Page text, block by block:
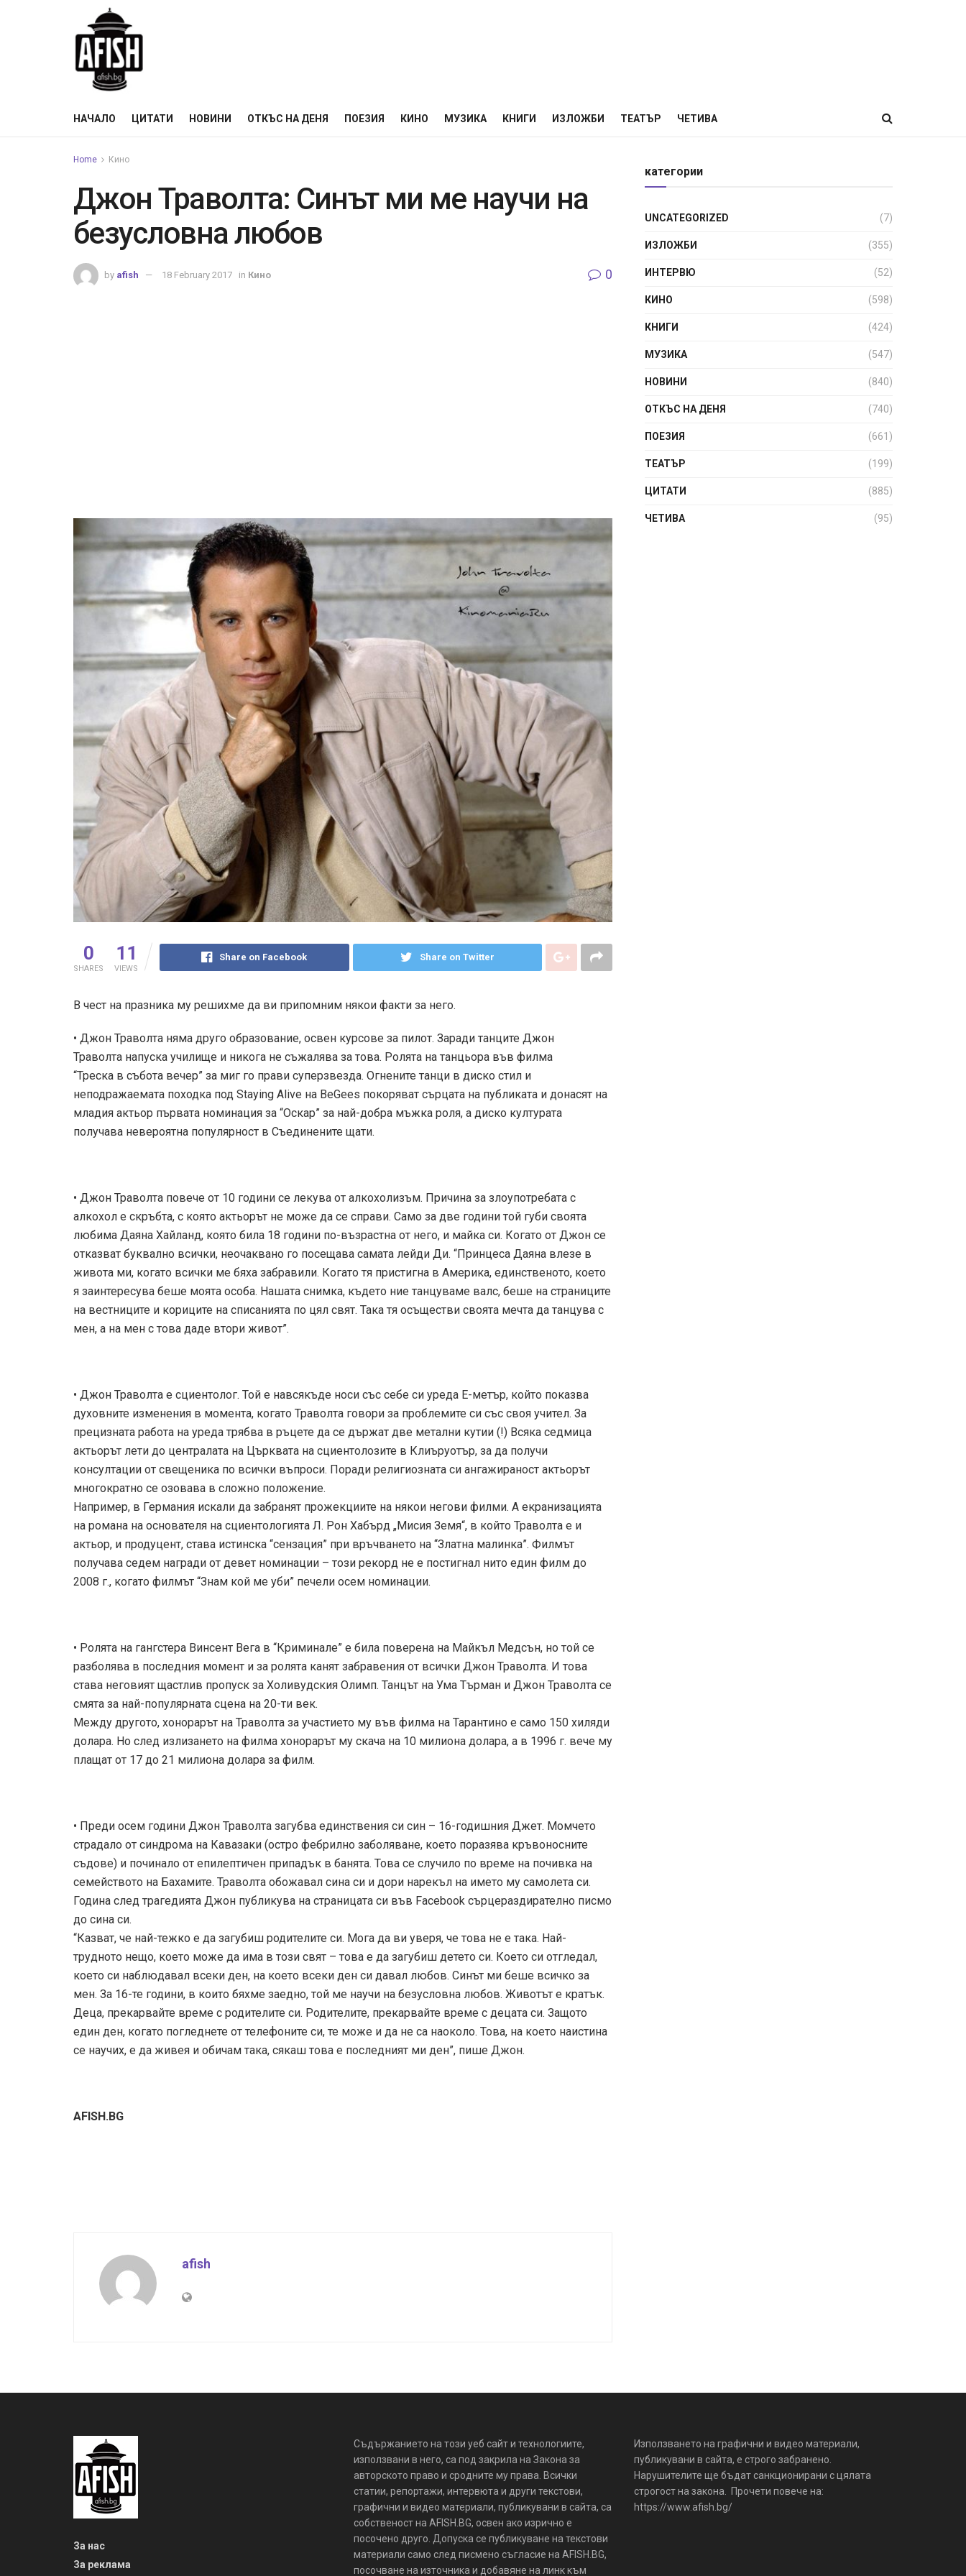
НАЧАЛО ЦИТАТИ НОВИНИ ОТКЪС НА ДЕНЯ ПОЕЗИЯ КИНО МУЗИКА КНИГИ ИЗЛОЖБИ ТЕАТЪР ЧЕТИВА
Home Кино
Джон Траволта: Синът ми ме научи на
безусловна любов
by afish 18 February 2017 in Кино 0
0
SHARES
11
VIEWS
Share on Facebook Share on Twitter
В чест на празника му решихме да ви припомним някои факти за него.
• Джон Траволта няма друго образование, освен курсове за пилот. Заради танците Джон
Траволта напуска училище и никога не съжалява за това. Ролята на танцьора във филма
“Треска в събота вечер” за миг го прави суперзвезда. Огнените танци в диско стил и
неподражаемата походка под Staying Alive на BeGees покоряват сърцата на публиката и донасят на
младия актьор първата номинация за “Оскар” за най-добра мъжка роля, а диско културата
получава невероятна популярност в Съединените щати.
• Джон Траволта повече от 10 години се лекува от алкохолизъм. Причина за злоупотребата с
алкохол е скръбта, с която актьорът не може да се справи. Само за две години той губи своята
любима Даяна Хайланд, която била 18 години по-възрастна от него, и майка си. Когато от Джон се
отказват буквално всички, неочаквано го посещава самата лейди Ди. “Принцеса Даяна влезе в
живота ми, когато всички ме бяха забравили. Когато тя пристигна в Америка, единственото, което
я заинтересува беше моята особа. Нашата снимка, където ние танцуваме валс, беше на страниците
на вестниците и кориците на списанията по цял свят. Така тя осъществи своята мечта да танцува с
мен, а на мен с това даде втори живот”.
• Джон Траволта е сциентолог. Той е навсякъде носи със себе си уреда E-метър, който показва
духовните изменения в момента, когато Траволта говори за проблемите си със своя учител. За
прецизната работа на уреда трябва в ръцете да се държат две метални кутии (!) Всяка седмица
актьорът лети до централата на Църквата на сциентолозите в Клиъруотър, за да получи
консултации от свещеника по всички въпроси. Поради религиозната си ангажираност актьорът
многократно се озовава в сложно положение.
Например, в Германия искали да забранят прожекциите на някои негови филми. А екранизацията
на романа на основателя на сциентологията Л. Рон Хабърд „Мисия Земя“, в който Траволта е и
актьор, и продуцент, става истинска “сензация” при връчването на “Златна малинка”. Филмът
получава седем награди от девет номинации – този рекорд не е постигнал нито един филм до
2008 г., когато филмът “Знам кой ме уби” печели осем номинации.
• Ролята на гангстера Винсент Вега в “Криминале” е била поверена на Майкъл Медсън, но той се
разболява в последния момент и за ролята канят забравения от всички Джон Траволта. И това
става неговият щастлив пропуск за Холивудския Олимп. Танцът на Ума Търман и Джон Траволта се
смята за най-популярната сцена на 20-ти век.
Между другото, хонорарът на Траволта за участието му във филма на Тарантино е само 150 хиляди
долара. Но след излизането на филма хонорарът му скача на 10 милиона долара, а в 1996 г. вече му
плащат от 17 до 21 милиона долара за филм.
• Преди осем години Джон Траволта загубва единствения си син – 16-годишния Джет. Момчето
страдало от синдрома на Кавазаки (остро фебрилно заболяване, което поразява кръвоносните
съдове) и починало от епилептичен припадък в банята. Това се случило по време на почивка на
семейството на Бахамите. Траволта обожавал сина си и дори нарекъл на името му самолета си.
Година след трагедията Джон публикува на страницата си във Facebook сърцераздирателно писмо
до сина си.
“Казват, че най-тежко е да загубиш родителите си. Мога да ви уверя, че това не е така. Най-
трудното нещо, което може да има в този свят – това е да загубиш детето си. Което си отгледал,
което си наблюдавал всеки ден, на което всеки ден си давал любов. Синът ми беше всичко за
мен. За 16-те години, в които бяхме заедно, той ме научи на безусловна любов. Животът е кратък.
Деца, прекарвайте време с родителите си. Родителите, прекарвайте време с децата си. Защото
един ден, когато погледнете от телефоните си, те може и да не са наоколо. Това, на което наистина
се научих, е да живея и обичам така, сякаш това е последният ми ден”, пише Джон.
AFISH.BG
afish
категории
UNCATEGORIZED (7)
ИЗЛОЖБИ (355)
ИНТЕРВЮ (52)
КИНО (598)
КНИГИ (424)
МУЗИКА (547)
НОВИНИ (840)
ОТКЪС НА ДЕНЯ (740)
ПОЕЗИЯ (661)
ТЕАТЪР (199)
ЦИТАТИ (885)
ЧЕТИВА (95)
За нас
За реклама
Съдържанието на този уеб сайт и технологиите,
използвани в него, са под закрила на Закона за
авторското право и сродните му права. Всички
статии, репортажи, интервюта и други текстови,
графични и видео материали, публикувани в сайта, са
собственост на AFISH.BG, освен ако изрично е
посочено друго. Допуска се публикуване на текстови
материали само след писмено съгласие на AFISH.BG,
посочване на източника и добавяне на линк към
Използването на графични и видео материали,
публикувани в сайта, е строго забранено.
Нарушителите ще бъдат санкционирани с цялата
строгост на закона. Прочети повече на:
https://www.afish.bg/